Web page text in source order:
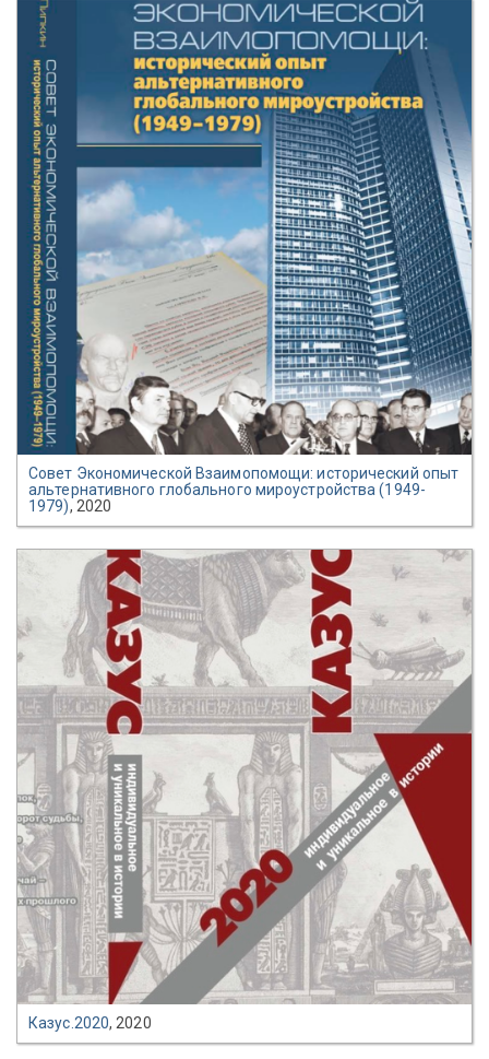
Совет Экономической Взаимопомощи: исторический опыт
альтернативного глобального мироустройства (1949-
1979), 2020
Казус.2020, 2020